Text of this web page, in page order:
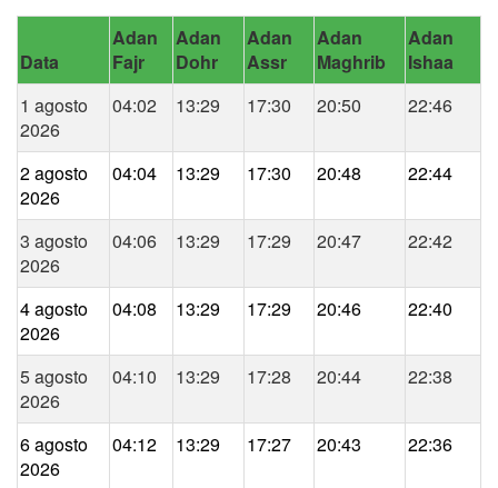
Data
Adan
Fajr
Adan
Dohr
Adan
Assr
Adan
Maghrib
Adan
Ishaa
1 agosto
2026
04:02 13:29 17:30 20:50 22:46
2 agosto
2026
04:04 13:29 17:30 20:48 22:44
3 agosto
2026
04:06 13:29 17:29 20:47 22:42
4 agosto
2026
04:08 13:29 17:29 20:46 22:40
5 agosto
2026
04:10 13:29 17:28 20:44 22:38
6 agosto
2026
04:12 13:29 17:27 20:43 22:36